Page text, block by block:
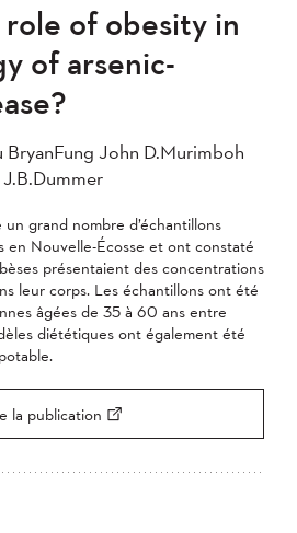
of obesity in
of arsenic-
BryanFung John D.Murimboh
grand nombre d’échantillons
en Nouvelle-Écosse et ont constaté
présentaient des concentrations
leur corps. Les échantillons ont été
âgées de 35 à 60 ans entre
diététiques ont également été
la publication